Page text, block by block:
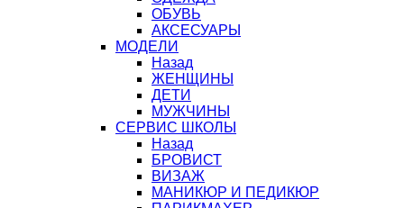
ОБУВЬ
АКСЕСУАРЫ
МОДЕЛИ
Назад
ЖЕНЩИНЫ
ДЕТИ
МУЖЧИНЫ
СЕРВИС ШКОЛЫ
Назад
БРОВИСТ
ВИЗАЖ
МАНИКЮР И ПЕДИКЮР